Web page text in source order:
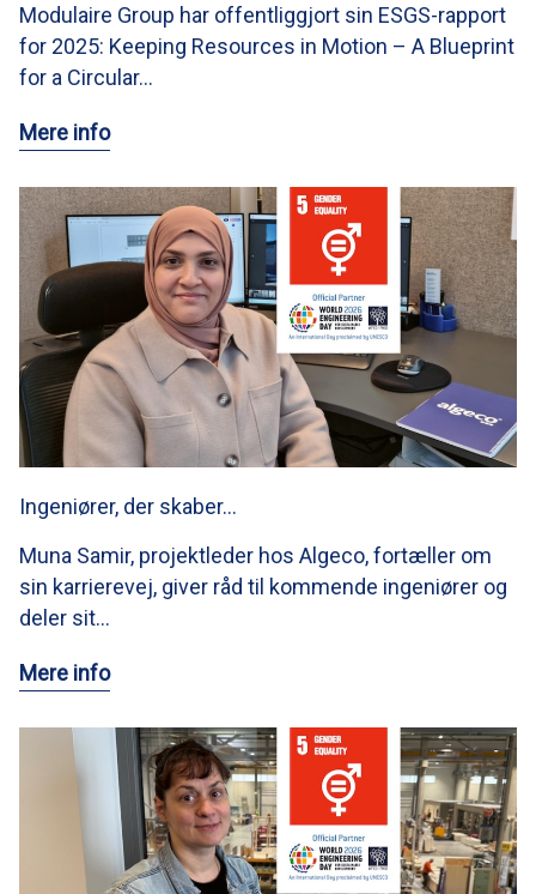
Modulaire Group har offentliggjort sin ESGS-rapport
for 2025: Keeping Resources in Motion – A Blueprint
for a Circular…
Mere info
Ingeniører, der skaber…
Muna Samir, projektleder hos Algeco, fortæller om
sin karrierevej, giver råd til kommende ingeniører og
deler sit…
Mere info